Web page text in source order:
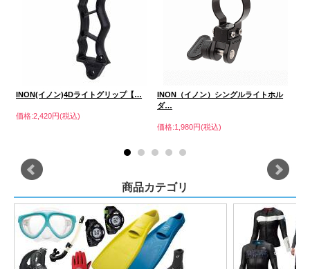
INON(イノン)4Dライトグリップ【…
価格:2,420円(税込)
INON（イノン）シングルライトホル
ダ…
価格:1,980円(税込)
商品カテゴリ